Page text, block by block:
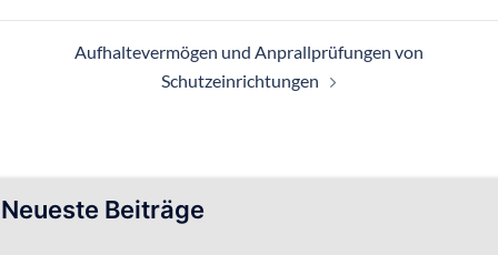
Aufhaltevermögen und Anprallprüfungen von
Schutzeinrichtungen
Neueste Beiträge